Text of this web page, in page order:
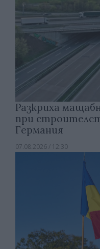
Разкриха
при
Германия
07.08.2026 / 12:30